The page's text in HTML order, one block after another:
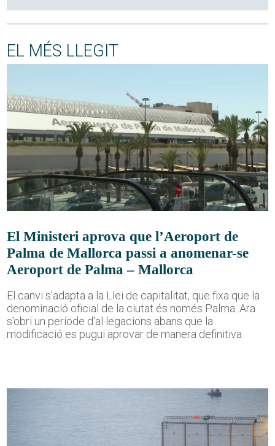
EL MÉS LLEGIT
El Ministeri aprova que l’Aeroport de
Palma de Mallorca passi a anomenar-se
Aeroport de Palma – Mallorca
El canvi s'adapta a la Llei de capitalitat, que fixa que la
denominació oficial de la ciutat és només Palma. Ara
s'obri un període d'al·legacions abans que la
modificació es pugui aprovar de manera definitiva.